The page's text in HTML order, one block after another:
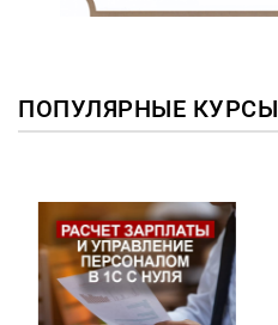
ПОПУЛЯРНЫЕ КУРСЫ